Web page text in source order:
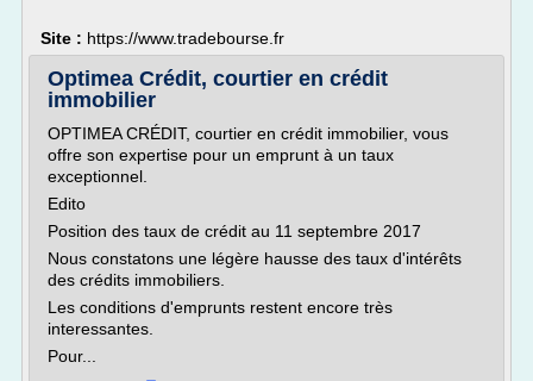
Site : https://www.tradebourse.fr
Optimea Crédit, courtier en crédit
immobilier
OPTIMEA CRÉDIT, courtier en crédit immobilier, vous
offre son expertise pour un emprunt à un taux
exceptionnel.
Edito
Position des taux de crédit au 11 septembre 2017
Nous constatons une légère hausse des taux d'intérêts
des crédits immobiliers.
Les conditions d'emprunts restent encore très
interessantes.
Pour...